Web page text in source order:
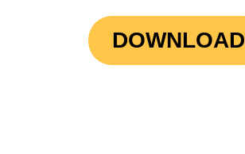
DOWNLOAD